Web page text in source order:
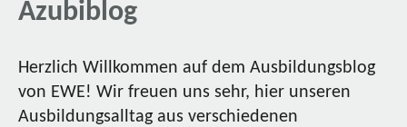
Azubiblog
Herzlich Willkommen auf dem Ausbildungsblog
von EWE! Wir freuen uns sehr, hier unseren
Ausbildungsalltag aus verschiedenen